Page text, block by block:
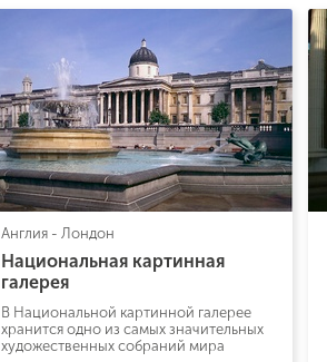
Англия - Лондон
Национальная картинная
галерея
В Национальной картинной галерее
хранится одно из самых значительных
художественных собраний мира